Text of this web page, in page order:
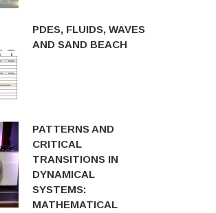
PDES, FLUIDS, WAVES
AND SAND BEACH
PATTERNS AND
CRITICAL
TRANSITIONS IN
DYNAMICAL
SYSTEMS:
MATHEMATICAL